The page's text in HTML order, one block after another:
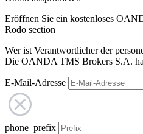
Eröffnen Sie ein kostenloses
Rodo section
Wer ist Verantwortlicher der
Die OANDA TMS Brokers S.A.
E-Mail-Adresse
phone_prefix